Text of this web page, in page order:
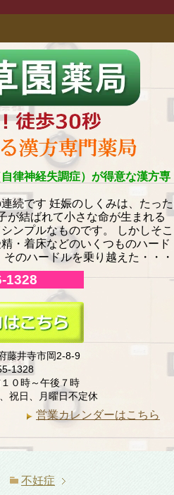
律神経失調症）が得意な漢方専
続です 妊娠のしくみは、たった
が結ばれて小さな命が生まれる
ンプルなものです。 しかしそこ
・着床などのいくつものハード
そのハードルを乗り越えた・・・
1328
藤井寺市岡2-8-9
1328
１０時～午後７時
祝日、月曜日不定休
営業カレンダーはこちら
不妊症